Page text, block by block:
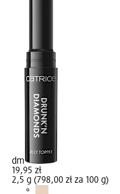
dm
19,95 zł
2,5 g (798,00 zł za 100 g)